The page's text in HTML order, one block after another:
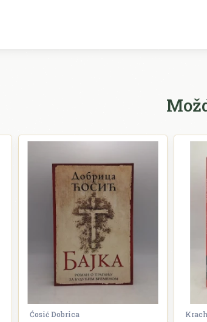
Ćosić Dobrica